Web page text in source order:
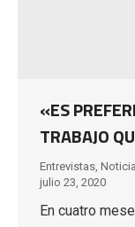
«ES
TRABAJO
Entrevistas,
julio 23, 2020
En cuatro